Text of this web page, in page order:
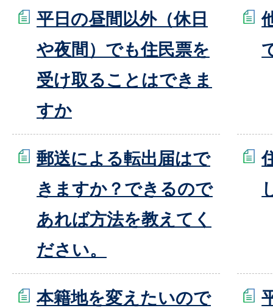
平日の昼間以外（休日
や夜間）でも住民票を
受け取ることはできま
すか
郵送による転出届はで
きますか？できるので
あれば方法を教えてく
ださい。
本籍地を変えたいので